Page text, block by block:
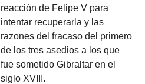
reacción de Felipe V para
intentar recuperarla y las
razones del fracaso del primero
de los tres asedios a los que
fue sometido Gibraltar en el
siglo XVIII.